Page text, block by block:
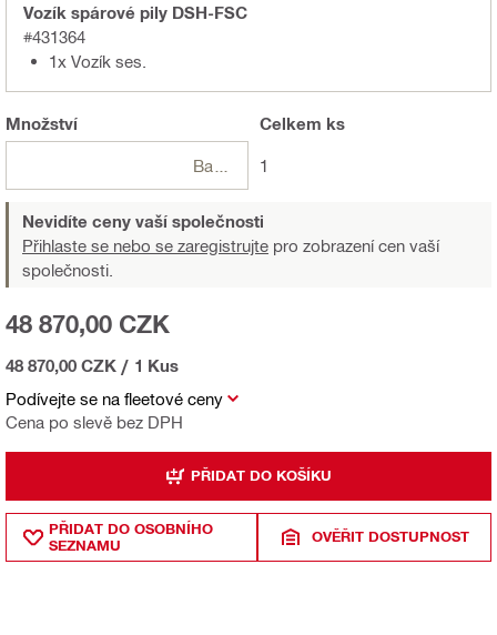
Vozík spárové pily DSH-FSC
#431364
1x Vozík ses.
Množství Celkem ks
1
Nevidíte ceny vaší společnosti
Přihlaste se nebo se zaregistrujte pro zobrazení cen vaší
společnosti.
Podívejte se na fleetové ceny
Cena po slevě bez DPH
48 870,00 CZK
48 870,00 CZK / 1 Kus
PŘIDAT DO KOŠÍKU
PŘIDAT DO OSOBNÍHO
SEZNAMU
OVĚŘIT DOSTUPNOST